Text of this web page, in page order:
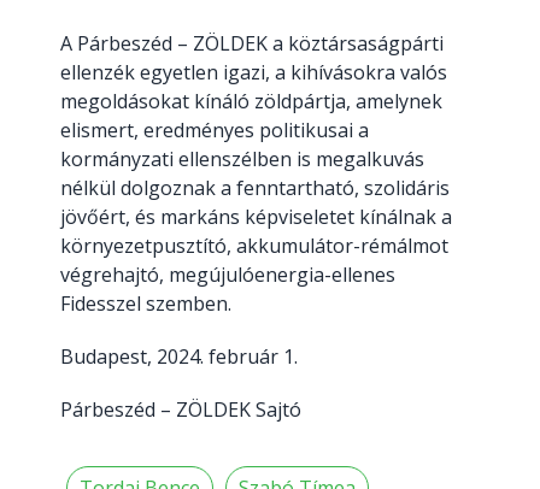
A Párbeszéd – ZÖLDEK a köztársaságpárti
ellenzék egyetlen igazi, a kihívásokra valós
megoldásokat kínáló zöldpártja, amelynek
elismert, eredményes politikusai a
kormányzati ellenszélben is megalkuvás
nélkül dolgoznak a fenntartható, szolidáris
jövőért, és markáns képviseletet kínálnak a
környezetpusztító, akkumulátor-rémálmot
végrehajtó, megújulóenergia-ellenes
Fidesszel szemben.
Budapest, 2024. február 1.
Párbeszéd – ZÖLDEK Sajtó